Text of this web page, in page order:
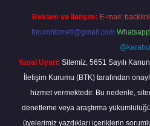
Reklam ve İletişim: E-mail:
forumhizmeti@gmail.com
@karabul
Yasal Uyarı: Sitemiz, 5651 Sayılı
İletişim Kurumu (BTK) tarafından
hizmet vermektedir. Bu nedenle,
denetleme veya araştırma
üyelerimiz yazdıkları içeriklerin